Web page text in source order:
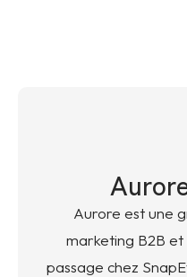
Aurore est une
marketing B2B
passage chez